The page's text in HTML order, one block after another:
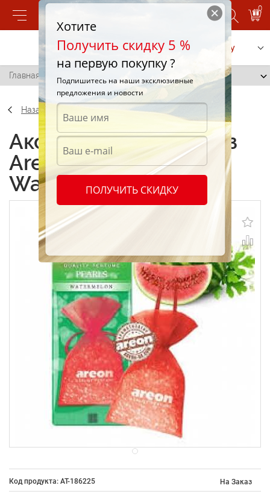
0
Позвонить Заказать услугу
Главная / Ароматиз Areon Pearls Watermelon
Назад
Аксессуары Ароматиз
Areon Pearls
Watermelon
Код продукта: AT-186225 На Заказ
Хотите
Получить скидку 5 %
на первую покупку ?
Подпишитесь на наши эксклюзивные
предложения и новости
ПОЛУЧИТЬ СКИДКУ